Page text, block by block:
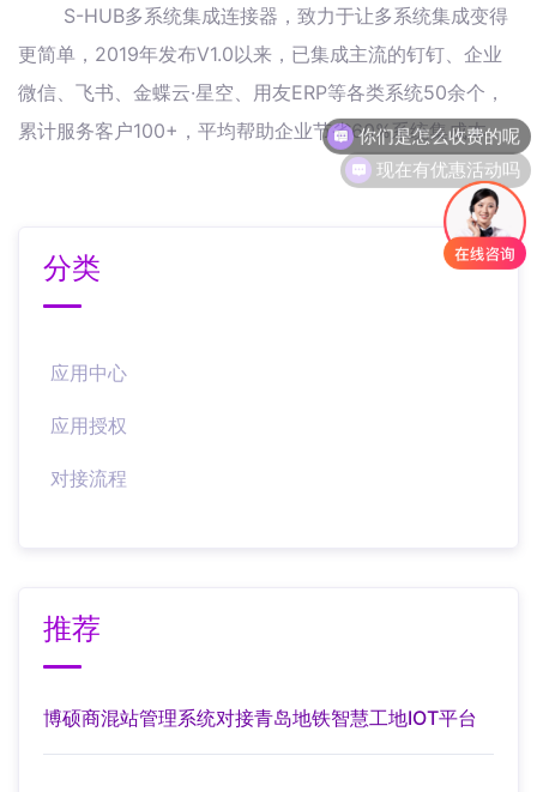
S-HUB多系统集成连接器，致力于让多系统集成变得
更简单，2019年发布V1.0以来，已集成主流的钉钉、企业
微信、飞书、金蝶云·星空、用友ERP等各类系统50余个，
累计服务客户100+，平均帮助企业节省60%系统集成本。
分类
应用中心
应用授权
对接流程
推荐
博硕商混站管理系统对接青岛地铁智慧工地IOT平台
你们是怎么收费的呢
现在有优惠活动吗